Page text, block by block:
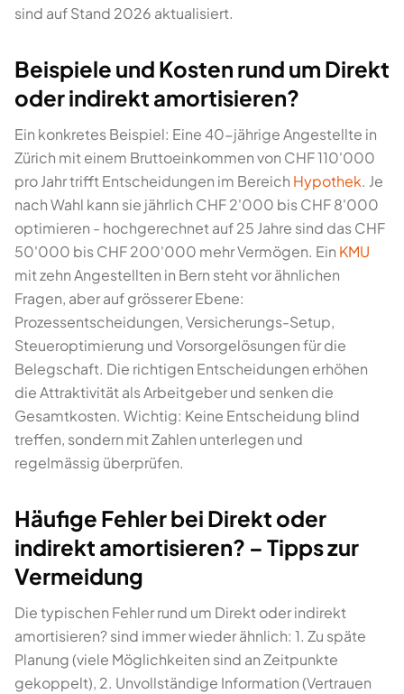
sind auf Stand 2026 aktualisiert.
Beispiele und Kosten rund um Direkt
oder indirekt amortisieren?
Ein konkretes Beispiel: Eine 40-jährige Angestellte in
Zürich mit einem Bruttoeinkommen von CHF 110'000
pro Jahr trifft Entscheidungen im Bereich Hypothek. Je
nach Wahl kann sie jährlich CHF 2'000 bis CHF 8'000
optimieren - hochgerechnet auf 25 Jahre sind das CHF
50'000 bis CHF 200'000 mehr Vermögen. Ein KMU
mit zehn Angestellten in Bern steht vor ähnlichen
Fragen, aber auf grösserer Ebene:
Prozessentscheidungen, Versicherungs-Setup,
Steueroptimierung und Vorsorgelösungen für die
Belegschaft. Die richtigen Entscheidungen erhöhen
die Attraktivität als Arbeitgeber und senken die
Gesamtkosten. Wichtig: Keine Entscheidung blind
treffen, sondern mit Zahlen unterlegen und
regelmässig überprüfen.
Häufige Fehler bei Direkt oder
indirekt amortisieren? – Tipps zur
Vermeidung
Die typischen Fehler rund um Direkt oder indirekt
amortisieren? sind immer wieder ähnlich: 1. Zu späte
Planung (viele Möglichkeiten sind an Zeitpunkte
gekoppelt), 2. Unvollständige Information (Vertrauen